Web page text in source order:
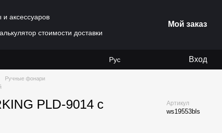
аксессуаров
стоимости доставки
Мой заказ
Рус Вход
Ручные фонари
PLD-9014 с Артикул
ws19553bls